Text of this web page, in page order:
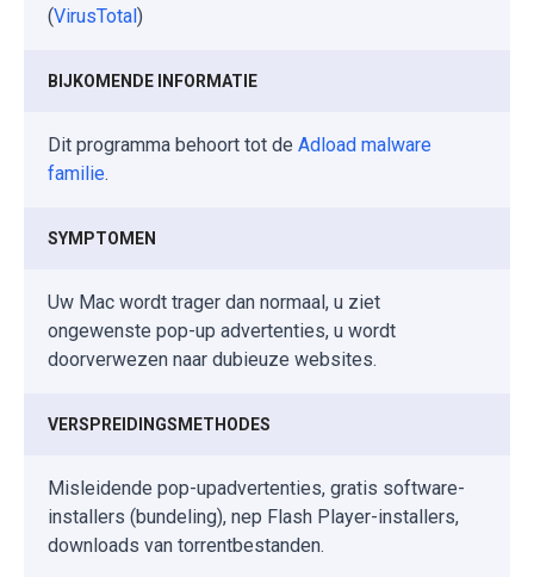
(VirusTotal)
BIJKOMENDE INFORMATIE
Dit programma behoort tot de Adload malware
familie.
SYMPTOMEN
Uw Mac wordt trager dan normaal, u ziet
ongewenste pop-up advertenties, u wordt
doorverwezen naar dubieuze websites.
VERSPREIDINGSMETHODES
Misleidende pop-upadvertenties, gratis software-
installers (bundeling), nep Flash Player-installers,
downloads van torrentbestanden.